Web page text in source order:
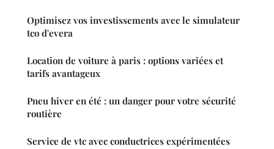
Optimisez vos investissements avec le simulateur
tco d'evera
Location de voiture à paris : options variées et
tarifs avantageux
Pneu hiver en été : un danger pour votre sécurité
routière
Service de vtc avec conductrices expérimentées